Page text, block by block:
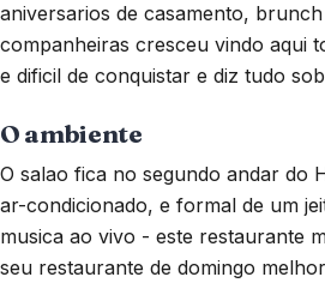
aniversarios de casamento,
companheiras cresceu vindo aqui
e dificil de conquistar e diz tudo
O ambiente
O salao fica no segundo andar do
ar-condicionado, e formal de um
musica ao vivo - este restaurante
seu restaurante de domingo